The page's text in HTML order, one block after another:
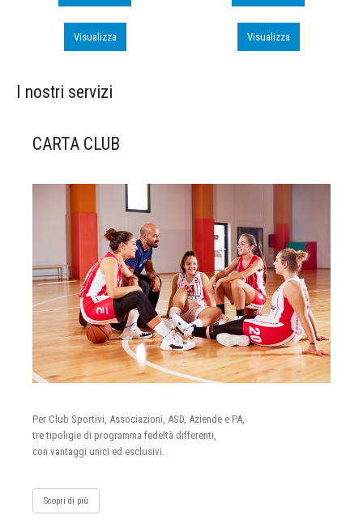
Visualizza Visualizza
I nostri servizi
CARTA CLUB
Per Club Sportivi, Associazioni, ASD, Aziende e PA,
tre tipoligie di programma fedeltà differenti,
con vantaggi unici ed esclusivi.
Scopri di più